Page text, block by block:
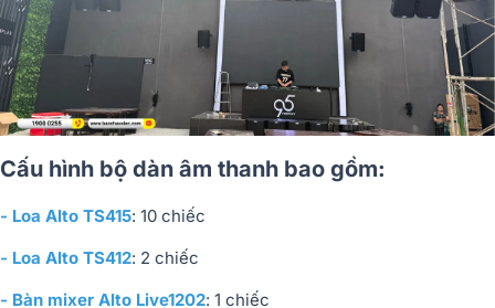
Cấu hình bộ dàn âm thanh bao gồm:
- Loa Alto TS415: 10 chiếc
- Loa Alto TS412: 2 chiếc
- Bàn mixer Alto Live1202: 1 chiếc